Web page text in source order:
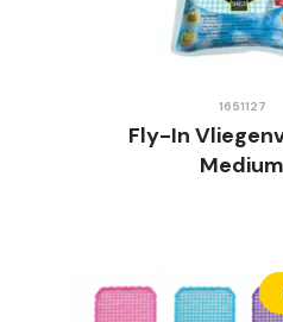
1651127
Fly-In
Medium